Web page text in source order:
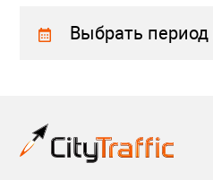
Выбрать период